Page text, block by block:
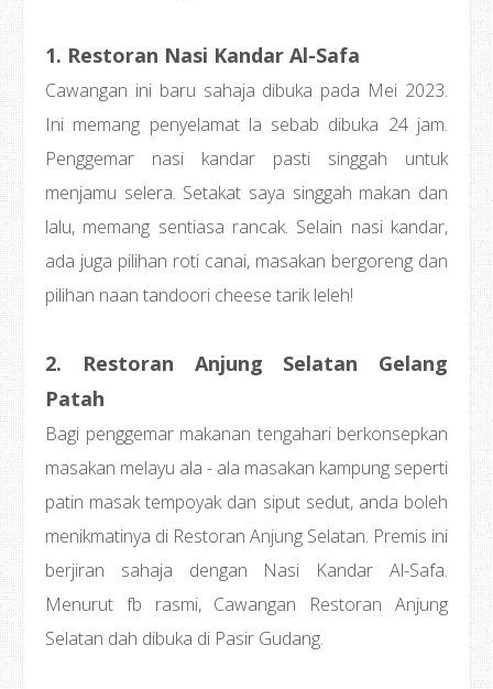
1. Restoran Nasi Kandar Al-Safa
Cawangan ini baru sahaja dibuka pada Mei 2023.
Ini memang penyelamat la sebab dibuka 24 jam.
Penggemar nasi kandar pasti singgah untuk
menjamu selera. Setakat saya singgah makan dan
lalu, memang sentiasa rancak. Selain nasi kandar,
ada juga pilihan roti canai, masakan bergoreng dan
pilihan naan tandoori cheese tarik leleh!
2. Restoran Anjung Selatan Gelang
Patah
Bagi penggemar makanan tengahari berkonsepkan
masakan melayu ala - ala masakan kampung seperti
patin masak tempoyak dan siput sedut, anda boleh
menikmatinya di Restoran Anjung Selatan. Premis ini
berjiran sahaja dengan Nasi Kandar Al-Safa.
Menurut fb rasmi, Cawangan Restoran Anjung
Selatan dah dibuka di Pasir Gudang.